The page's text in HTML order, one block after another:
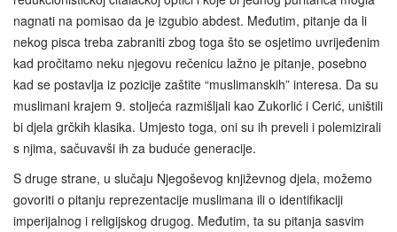
nagnati na pomisao da je izgubio abdest. Međutim, pitanje da li
nekog pisca treba zabraniti zbog toga što se osjetimo uvrijeđenim
kad pročitamo neku njegovu rečenicu lažno je pitanje, posebno
kad se postavlja iz pozicije zaštite “muslimanskih” interesa. Da su
muslimani krajem 9. stoljeća razmišljali kao Zukorlić i Cerić, uništili
bi djela grčkih klasika. Umjesto toga, oni su ih preveli i polemizirali
s njima, sačuvavši ih za buduće generacije.
S druge strane, u slučaju Njegoševog književnog djela, možemo
govoriti o pitanju reprezentacije muslimana ili o identifikaciji
imperijalnog i religijskog drugog. Međutim, ta su pitanja sasvim